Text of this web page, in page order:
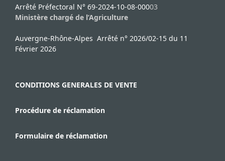
è
n
e
m
n
Arrêté Préfectoral N° 69-2024-10-08-00003
Ministère chargé de l’Agriculture
Auvergne-Rhône-Alpes Arrêté n° 2026/02-15 du 11
Février 2026
CONDITIONS GENERALES DE VENTE
Procédure de réclamation
Formulaire de réclamation